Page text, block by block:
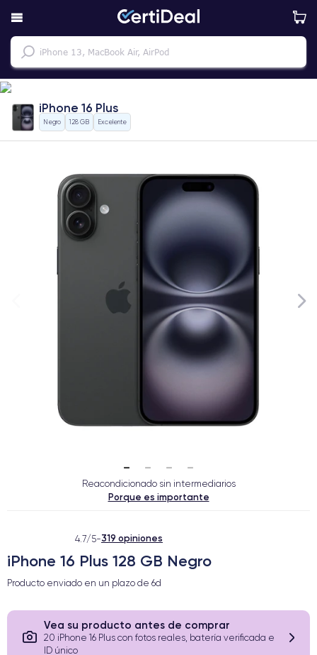
iPhone 16 Plus
Negro 128 GB Excelente
Reacondicionado sin intermediarios
Porque es importante
4.7/5-319 opiniones
iPhone 16 Plus 128 GB Negro
Producto enviado en un plazo de 6d
Vea su producto antes de comprar
20 iPhone 16 Plus con fotos reales, batería verificada e
ID único